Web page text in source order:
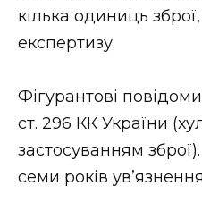
кілька одиниць
експертизу.
Фігурантові
ст. 296 КК України
застосуванням
семи років